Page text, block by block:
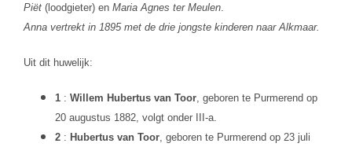
Piët(loodgieter) en Maria Agnes ter Meulen.
Anna vertrekt in 1895 met de drie jongste kinderen naar Alkmaar.
Uit dit huwelijk:
1 : Willem Hubertus van Toor, geboren te Purmerend op
20 augustus 1882, volgt onder III-a.
2 : Hubertus van Toor, geboren te Purmerend op 23 juli